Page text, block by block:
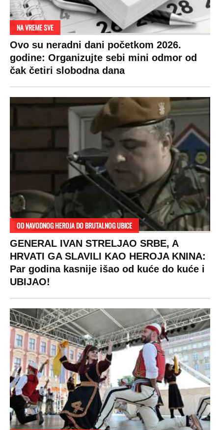
NA VREME SVE
Ovo su neradni dani početkom 2026.
godine: Organizujte sebi mini odmor od
čak četiri slobodna dana
OD NAVODNOG HEROJA DO BRUTALNOG UBICE
GENERAL IVAN STRELJAO SRBE, A
HRVATI GA SLAVILI KAO HEROJA KNINA:
Par godina kasnije išao od kuće do kuće i
UBIJAO!